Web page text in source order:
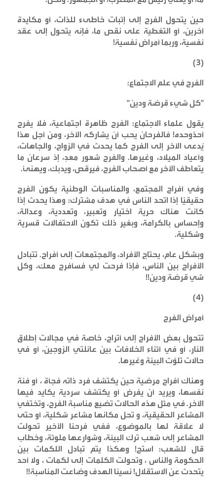
حين يتحول الفرح إلى إثبات خاطىء للذات، أو مكايدة
آخرين، أو التغطية على نقص ما، فإنه يتحول إلى عقَد
نفسية، وربما أمراض نفسية!
(٣)
الفرح في علم الاجتماع:
"كل شيء قِرضة ودين"
يقول علماء الاجتماع: الفرح ظاهرة اجتماعية، فلا يفرح
أحدّوحده! فالفرحان يحب أن يشاركه الآخر، ومن أجل هذا
يُدعى الآخر إلى الفرح كما يحدث في الزواج، والجاهات،
وأعياد الميلاد، وغيرها. والفرح شعور معدٍ، إذ سرعان ما
يتعاطف الآخر مع أصحاب الفرح، فيرقص، ويدبك، ويهنئ.
وفي أفراح المجتمع، والمناسبات الوطنية يكون الفرح
حقيقيّا إذا اتحد الناس في هدف مشترك: وهذا يحدث إذا
كانت هناك حرية اختيار وتعبير، وتعددية، وعدالة،
وإحساس بالكرامة، وبغير ذلك تكون الاحتفالات قسرية
وشكلية.
وبشكل عام، يحتاج الأفراد، والمجتمعات إلى أفراح. تتبادل
الأفراح بين الناس، فإذا فرحت لي فسأفرح معك، وكل
شي قرضة ودين!!
(٤)
أمراض الفرح
تتحول بعض الأفراح إلى أتراح، خاصة في مجالات إطلاق
النار، أو في أثناء الخلافات بين عائلتي الزوجين، أو في
حالات تلوٌث البيئة وغيرها.
وهناك أفراح مرضية حين يكتشف فرد ذاته فجأة ، أو فئة
نفسها، ويريد أن يفرض أو يكتشف سردية يكايد فيها
الآخر. في مثل هذه الحالات تضيع مناسبة الفرح، وتختفي
المشاعر الحقيقية، و تحل مكانها مشاعر شكلية، أو حتى
لا علاقة لها بالموضوع، ففي فرحنا الأخير تحولت
المشاعر إلى شعب ترك البيئة، وشوارعها ملوثة، وخطاب
قال للشعب: استحِ! وهكذا يتم تبادل اللكمات بين
الحكومة والناس ، وتحولت الكلمات إلى لكمات ، ولا أحد
يتحدث عن الاستقلال! نسينا الهدف وضاعت المناسبة!!